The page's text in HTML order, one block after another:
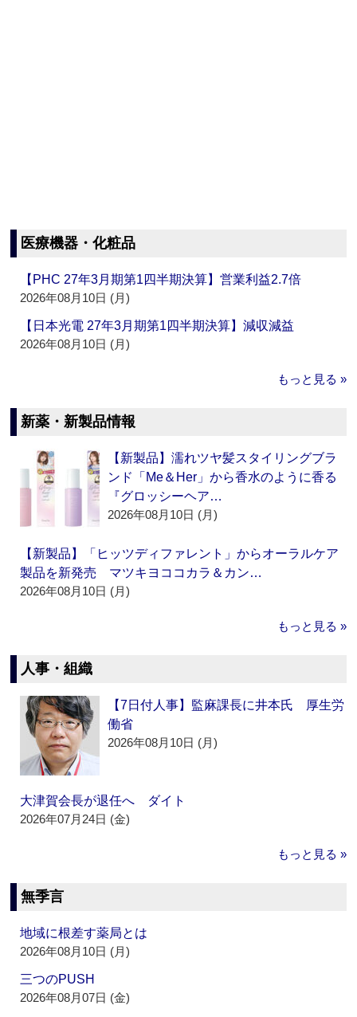
医療機器・化粧品
【PHC 27年3月期第1四半期決算】営業利益2.7倍
2026年08月10日 (月)
【日本光電 27年3月期第1四半期決算】減収減益
2026年08月10日 (月)
もっと見る »
新薬・新製品情報
【新製品】濡れツヤ髪スタイリングブラ
ンド「Me＆Her」から香水のように香る
『グロッシーヘア…
2026年08月10日 (月)
【新製品】「ヒッツディファレント」からオーラルケア
製品を新発売 マツキヨココカラ＆カン…
2026年08月10日 (月)
もっと見る »
人事・組織
【7日付人事】監麻課長に井本氏 厚生労
働省
2026年08月10日 (月)
大津賀会長が退任へ ダイト
2026年07月24日 (金)
もっと見る »
無季言
地域に根差す薬局とは
2026年08月10日 (月)
三つのPUSH
2026年08月07日 (金)